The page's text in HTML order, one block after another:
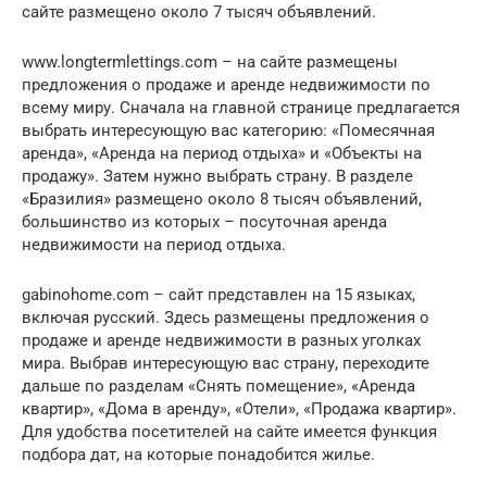
сайте размещено около 7 тысяч объявлений.
www.longtermlettings.com – на сайте размещены
предложения о продаже и аренде недвижимости по
всему миру. Сначала на главной странице предлагается
выбрать интересующую вас категорию: «Помесячная
аренда», «Аренда на период отдыха» и «Объекты на
продажу». Затем нужно выбрать страну. В разделе
«Бразилия» размещено около 8 тысяч объявлений,
большинство из которых – посуточная аренда
недвижимости на период отдыха.
gabinohome.com – сайт представлен на 15 языках,
включая русский. Здесь размещены предложения о
продаже и аренде недвижимости в разных уголках
мира. Выбрав интересующую вас страну, переходите
дальше по разделам «Снять помещение», «Аренда
квартир», «Дома в аренду», «Отели», «Продажа квартир».
Для удобства посетителей на сайте имеется функция
подбора дат, на которые понадобится жилье.